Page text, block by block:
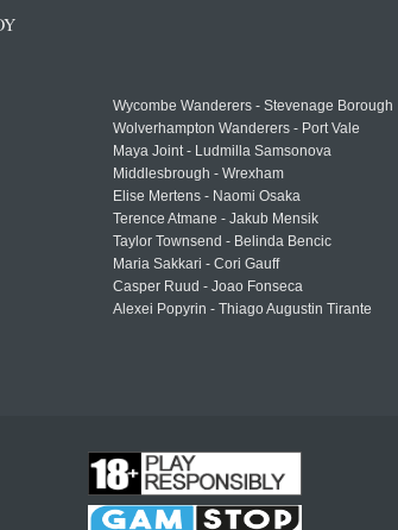
Wycombe Wanderers - Stevenage Borough
Wolverhampton Wanderers - Port Vale
Maya Joint - Ludmilla Samsonova
Middlesbrough - Wrexham
Elise Mertens - Naomi Osaka
Terence Atmane - Jakub Mensik
Taylor Townsend - Belinda Bencic
Maria Sakkari - Cori Gauff
Casper Ruud - Joao Fonseca
Alexei Popyrin - Thiago Augustin Tirante